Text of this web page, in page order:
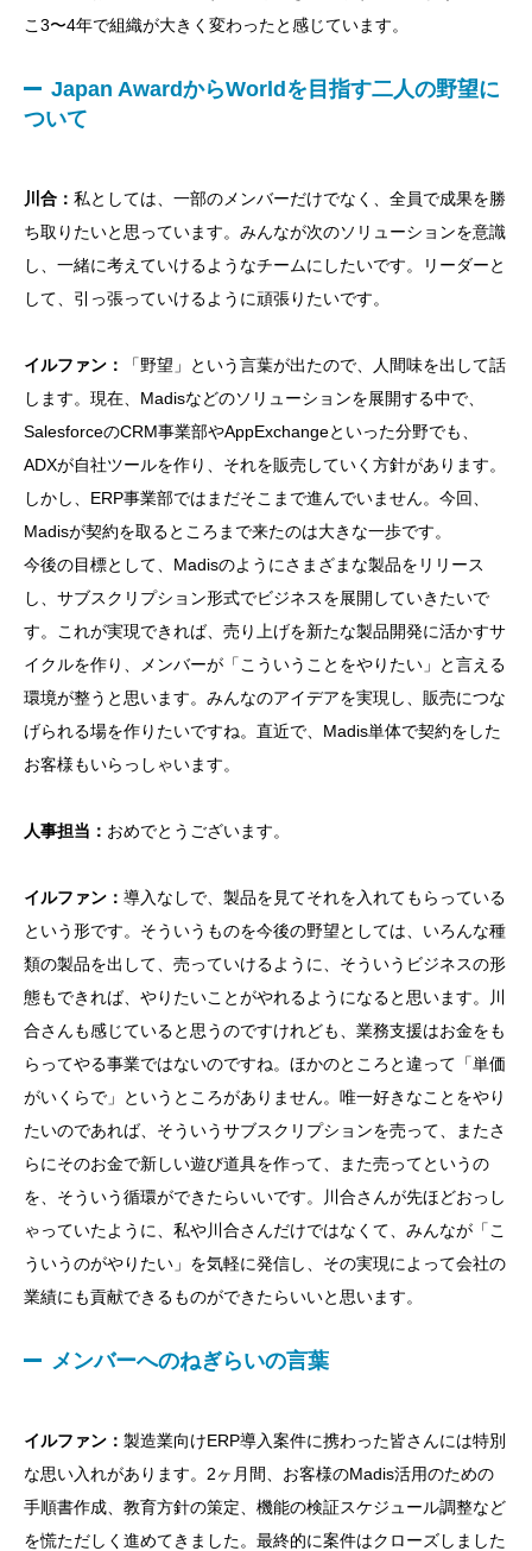
こ3〜4年で組織が大きく変わったと感じています。
Japan AwardからWorldを目指す二人の野望に
ついて
川合： 私としては、一部のメンバーだけでなく、全員で成果を勝
ち取りたいと思っています。みんなが次のソリューションを意識
し、一緒に考えていけるようなチームにしたいです。リーダーと
して、引っ張っていけるように頑張りたいです。
イルファン：
「野望」という言葉が出たので、人間味を出して話
します。現在、Madisなどのソリューションを展開する中で、
SalesforceのCRM事業部やAppExchangeといった分野でも、
ADXが自社ツールを作り、それを販売していく方針があります。
しかし、ERP事業部ではまだそこまで進んでいません。今回、
Madisが契約を取るところまで来たのは大きな一歩です。
今後の目標として、Madisのようにさまざまな製品をリリース
し、サブスクリプション形式でビジネスを展開していきたいで
す。これが実現できれば、売り上げを新たな製品開発に活かすサ
イクルを作り、メンバーが「こういうことをやりたい」と言える
環境が整うと思います。みんなのアイデアを実現し、販売につな
げられる場を作りたいですね。直近で、Madis単体で契約をした
お客様もいらっしゃいます。
人事担当： おめでとうございます。
イルファン： 導入なしで、製品を見てそれを入れてもらっている
という形です。そういうものを今後の野望としては、いろんな種
類の製品を出して、売っていけるように、そういうビジネスの形
態もできれば、やりたいことがやれるようになると思います。川
合さんも感じていると思うのですけれども、業務支援はお金をも
らってやる事業ではないのですね。ほかのところと違って「単価
がいくらで」というところがありません。唯一好きなことをやり
たいのであれば、そういうサブスクリプションを売って、またさ
らにそのお金で新しい遊び道具を作って、また売ってというの
を、そういう循環ができたらいいです。川合さんが先ほどおっし
ゃっていたように、私や川合さんだけではなくて、みんなが「こ
ういうのがやりたい」を気軽に発信し、その実現によって会社の
業績にも貢献できるものができたらいいと思います。
メンバーへのねぎらいの言葉
イルファン： 製造業向けERP導入案件に携わった皆さんには特別
な思い入れがあります。2ヶ月間、お客様のMadis活用のための
手順書作成、教育方針の策定、機能の検証スケジュール調整など
を慌ただしく進めてきました。最終的に案件はクローズしました